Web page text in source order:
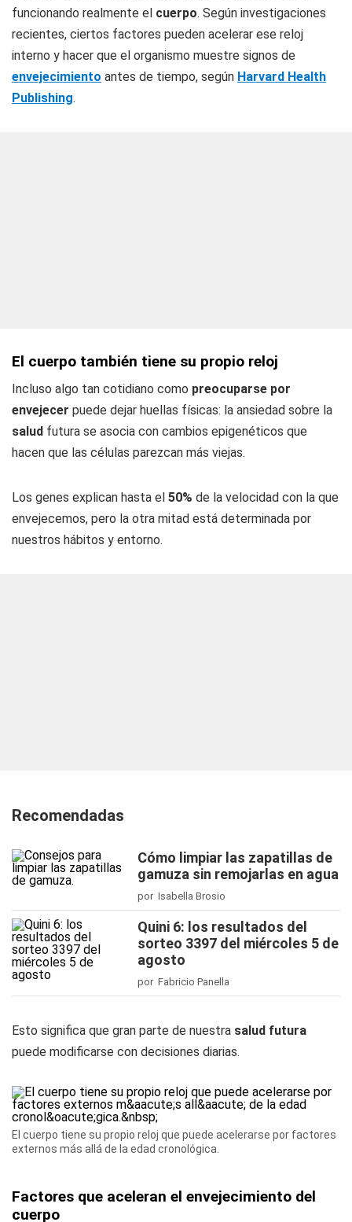
funcionando realmente el cuerpo. Según investigaciones
recientes, ciertos factores pueden acelerar ese reloj
interno y hacer que el organismo muestre signos de
envejecimiento antes de tiempo, según Harvard Health
Publishing.
El cuerpo también tiene su propio reloj
Incluso algo tan cotidiano como preocuparse por
envejecer puede dejar huellas físicas: la ansiedad sobre la
salud futura se asocia con cambios epigenéticos que
hacen que las células parezcan más viejas.
Los genes explican hasta el 50% de la velocidad con la que
envejecemos, pero la otra mitad está determinada por
nuestros hábitos y entorno.
Recomendadas
Cómo limpiar las zapatillas de
gamuza sin remojarlas en agua
por Isabella Brosio
Quini 6: los resultados del
sorteo 3397 del miércoles 5 de
agosto
por Fabricio Panella
Esto significa que gran parte de nuestra salud futura
puede modificarse con decisiones diarias.
El cuerpo tiene su propio reloj que puede acelerarse por factores
externos más allá de la edad cronológica.
Factores que aceleran el envejecimiento del
cuerpo